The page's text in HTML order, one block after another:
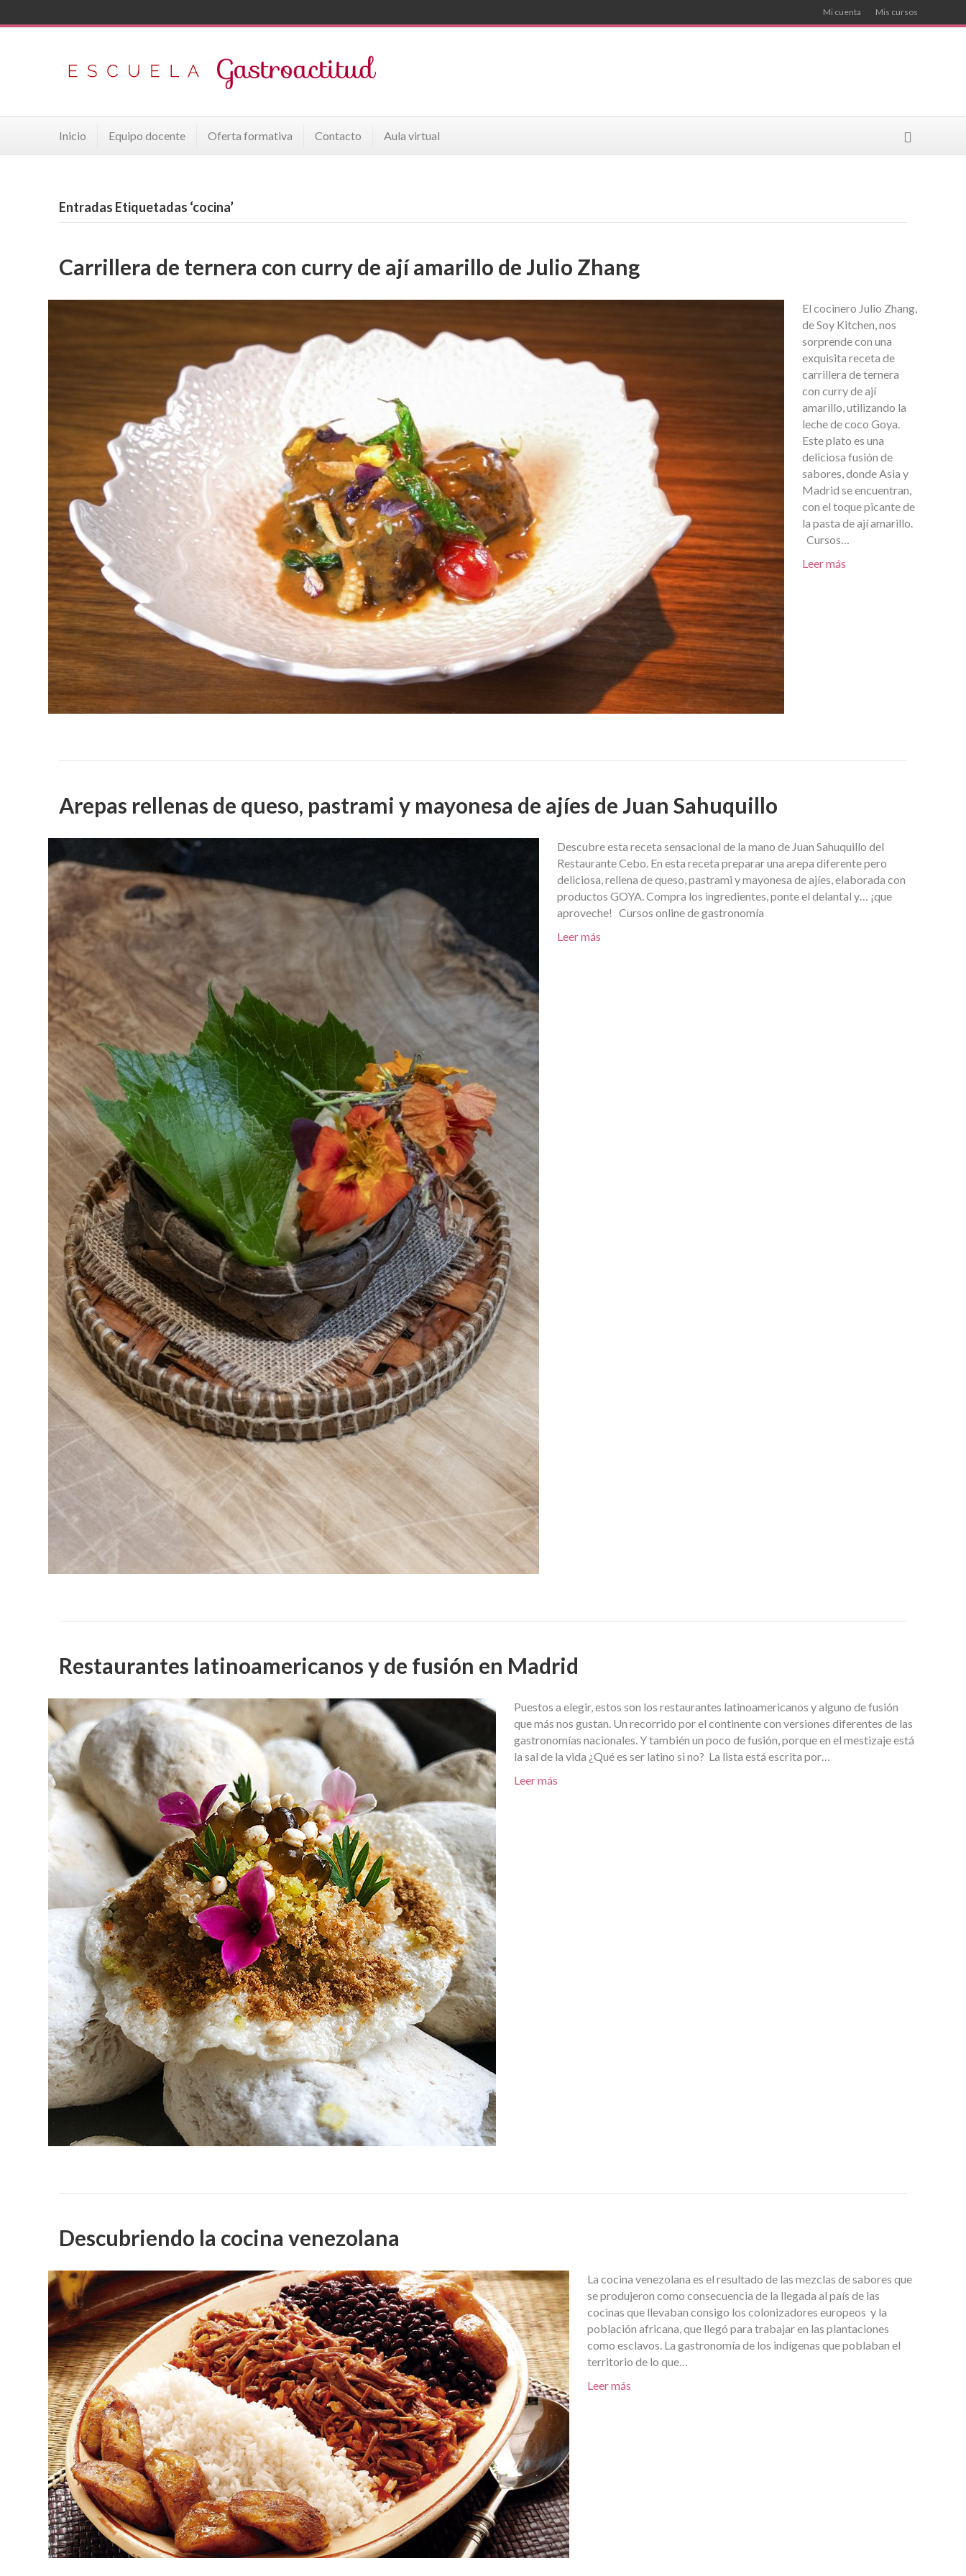
Mi cuenta Mis cursos
Inicio Equipo docente Oferta formativa Contacto Aula virtual
Entradas Etiquetadas ‘cocina’
Carrillera de ternera con curry de ají amarillo de Julio Zhang
El cocinero Julio Zhang,
de Soy Kitchen, nos
sorprende con una
exquisita receta de
carrillera de ternera
con curry de ají
amarillo, utilizando la
leche de coco Goya.
Este plato es una
deliciosa fusión de
sabores, donde Asia y
Madrid se encuentran,
con el toque picante de
la pasta de ají amarillo.
Cursos…
Leer más
Arepas rellenas de queso, pastrami y mayonesa de ajíes de Juan Sahuquillo
Descubre esta receta sensacional de la mano de Juan Sahuquillo del
Restaurante Cebo. En esta receta preparar una arepa diferente pero
deliciosa, rellena de queso, pastrami y mayonesa de ajíes, elaborada con
productos GOYA. Compra los ingredientes, ponte el delantal y… ¡que
aproveche! Cursos online de gastronomía
Leer más
Restaurantes latinoamericanos y de fusión en Madrid
Puestos a elegir, estos son los restaurantes latinoamericanos y alguno de fusión
que más nos gustan. Un recorrido por el continente con versiones diferentes de las
gastronomías nacionales. Y también un poco de fusión, porque en el mestizaje está
la sal de la vida ¿Qué es ser latino si no? La lista está escrita por…
Leer más
Descubriendo la cocina venezolana
La cocina venezolana es el resultado de las mezclas de sabores que
se produjeron como consecuencia de la llegada al país de las
cocinas que llevaban consigo los colonizadores europeos y la
población africana, que llegó para trabajar en las plantaciones
como esclavos. La gastronomía de los indígenas que poblaban el
territorio de lo que…
Leer más